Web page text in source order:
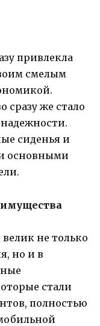
привлекла
смелым
сразу же стало
сиденья и
основными
не только
но и в
стали
полностью